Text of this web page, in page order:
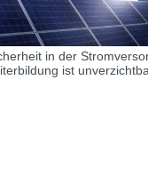
in der
ist